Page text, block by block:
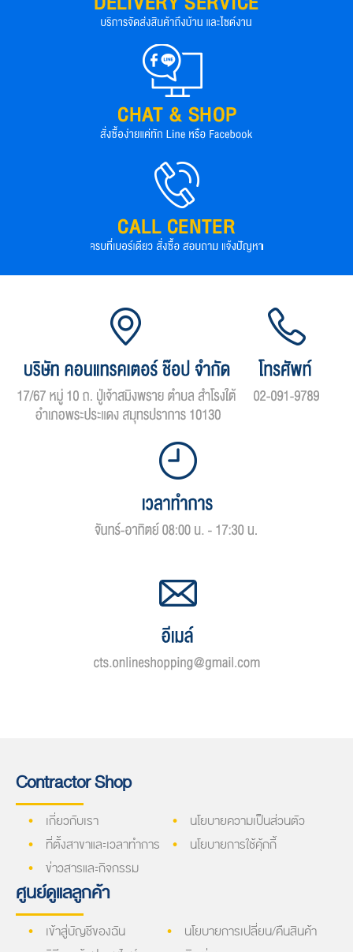
Contractor Shop
เกี่ยวกับเรา
ที่ตั้งสาขาและเวลาทำการ
ข่าวสารและกิจกรรม
นโยบายความเป็นส่วนตัว
นโยบายการใช้คุ้กกี้
ศูนย์ดูแลลูกค้า
เข้าสู่บัญชีของฉัน
นโยบายการเปลี่ยน/คืนสินค้า